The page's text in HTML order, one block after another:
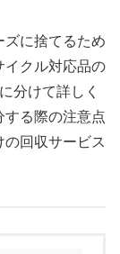
ズに捨てるため
イクル対応品の
分けて詳しく
する際の注意点
回収サービス